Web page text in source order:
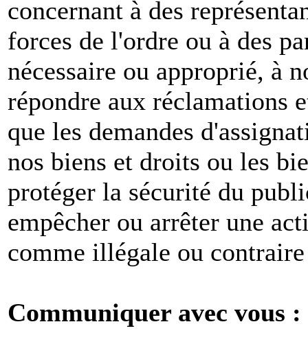
concernant à des
forces de l'ordre ou à des
nécessaire ou approprié, à
répondre aux réclamations
que les demandes
nos biens et droits ou les
protéger la sécurité du
empêcher ou arrêter une
comme illégale ou
Communiquer avec vous :